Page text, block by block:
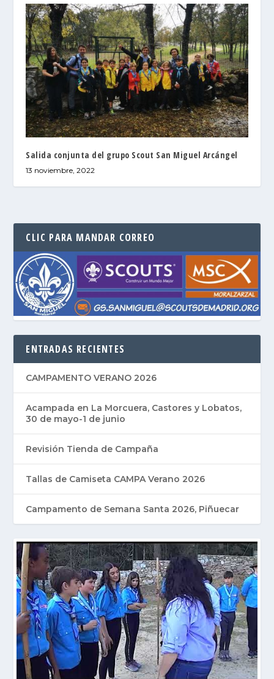
Salida conjunta del grupo Scout San Miguel Arcángel
13 noviembre, 2022
CLIC PARA MANDAR CORREO
ENTRADAS RECIENTES
CAMPAMENTO VERANO 2026
Acampada en La Morcuera, Castores y Lobatos,
30 de mayo-1 de junio
Revisión Tienda de Campaña
Tallas de Camiseta CAMPA Verano 2026
Campamento de Semana Santa 2026, Piñuecar